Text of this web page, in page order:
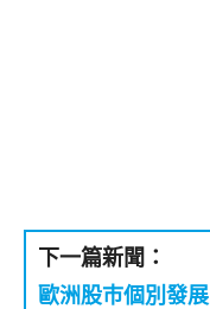
下一篇新聞：
歐洲股巿個別發展